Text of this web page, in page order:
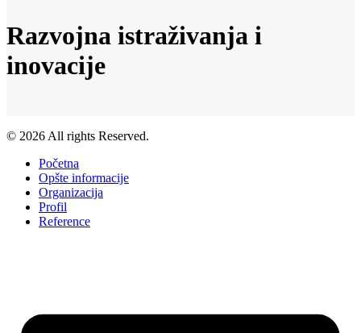
Razvojna istraživanja i
inovacije
© 2026 All rights Reserved.
Početna
Opšte informacije
Organizacija
Profil
Reference